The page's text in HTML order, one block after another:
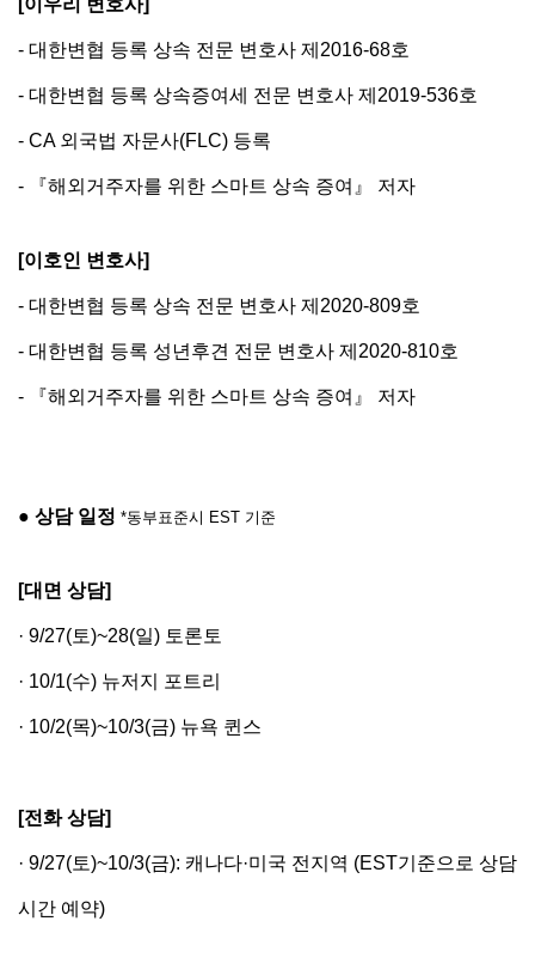
[이우리 변호사]
- 대한변협 등록 상속 전문 변호사 제2016-68호
- 대한변협 등록 상속증여세 전문 변호사 제2019-536호
- CA 외국법 자문사(FLC) 등록
- 『해외거주자를 위한 스마트 상속 증여』 저자
[이호인 변호사]
- 대한변협 등록 상속 전문 변호사 제2020-809호
- 대한변협 등록 성년후견 전문 변호사 제2020-810호
- 『해외거주자를 위한 스마트 상속 증여』 저자
● 상담 일정 *동부표준시 EST 기준
[대면 상담]
· 9/27(토)~28(일) 토론토
· 10/1(수) 뉴저지 포트리
· 10/2(목)~10/3(금) 뉴욕 퀸스
[전화 상담]
· 9/27(토)~10/3(금): 캐나다·미국 전지역 (EST기준으로 상담
시간 예약)